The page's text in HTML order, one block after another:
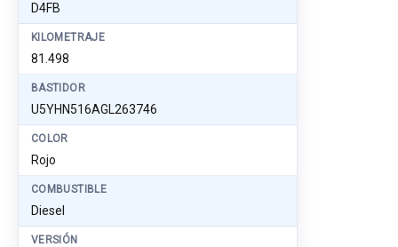
D4FB
KILOMETRAJE
81.498
BASTIDOR
U5YHN516AGL263746
COLOR
Rojo
COMBUSTIBLE
Diesel
VERSIÓN